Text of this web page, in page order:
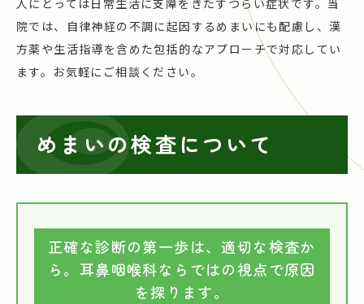
人にとっては日常生活に支障をきたすつらい症状です。当
院では、自律神経の不調に起因するめまいにも配慮し、漢
方薬や生活指導を含めた包括的なアプローチで対応してい
ます。お気軽にご相談ください。
めまいの検査について
正確な診断の第一歩は、適切な検査か
ら。耳鼻咽喉科ならではの視点で原因
を探ります。